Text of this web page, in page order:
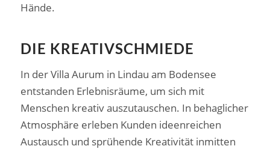
Hände.
DIE KREATIVSCHMIEDE
In der Villa Aurum in Lindau am Bodensee
entstanden Erlebnisräume, um sich mit
Menschen kreativ auszutauschen. In behaglicher
Atmosphäre erleben Kunden ideenreichen
Austausch und sprühende Kreativität inmitten